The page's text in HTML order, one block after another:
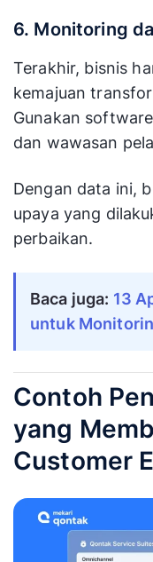
6. Monitoring
Terakhir, bisnis
kemajuan
Gunakan
dan wawasan
Dengan data ini,
upaya yang
perbaikan.
Baca juga: 13
untuk
Contoh
yang
Customer